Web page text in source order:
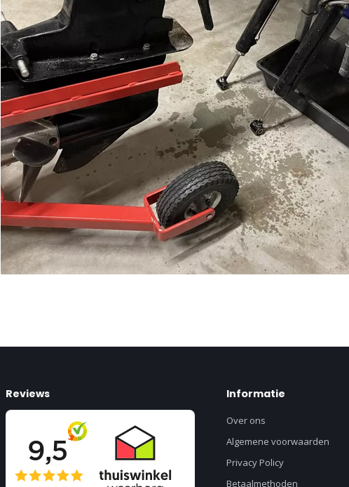
Reviews Informatie
Over ons
Algemene voorwaarden
Privacy Policy
Betaalmethoden